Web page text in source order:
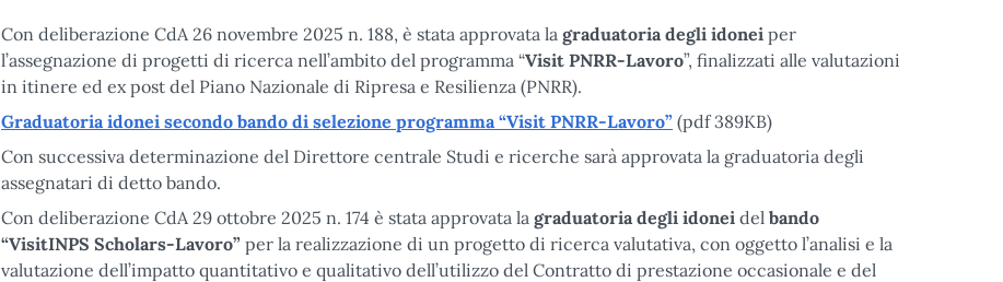
Con deliberazione CdA 26 novembre 2025 n. 188, è stata approvata la graduatoria degli idonei per
l’assegnazione di progetti di ricerca nell’ambito del programma “Visit PNRR-Lavoro”, finalizzati alle valutazioni
in itinere ed ex post del Piano Nazionale di Ripresa e Resilienza (PNRR).
Graduatoria idonei secondo bando di selezione programma “Visit PNRR-Lavoro” (pdf 389KB)
Con successiva determinazione del Direttore centrale Studi e ricerche sarà approvata la graduatoria degli
assegnatari di detto bando.
Con deliberazione CdA 29 ottobre 2025 n. 174 è stata approvata la graduatoria degli idonei del bando
“VisitINPS Scholars-Lavoro” per la realizzazione di un progetto di ricerca valutativa, con oggetto l’analisi e la
valutazione dell’impatto quantitativo e qualitativo dell’utilizzo del Contratto di prestazione occasionale e del